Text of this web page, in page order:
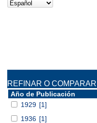
REFINAR O COMPARAR
Año de Publicación
1929 [1]
1936 [1]